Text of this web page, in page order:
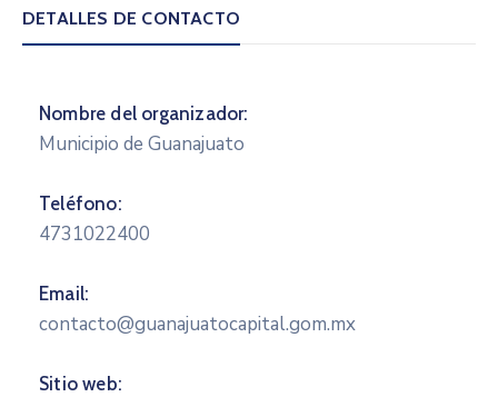
DETALLES DE CONTACTO
Nombre del organizador:
Municipio de Guanajuato
Teléfono:
4731022400
Email:
contacto@guanajuatocapital.gom.mx
Sitio web: